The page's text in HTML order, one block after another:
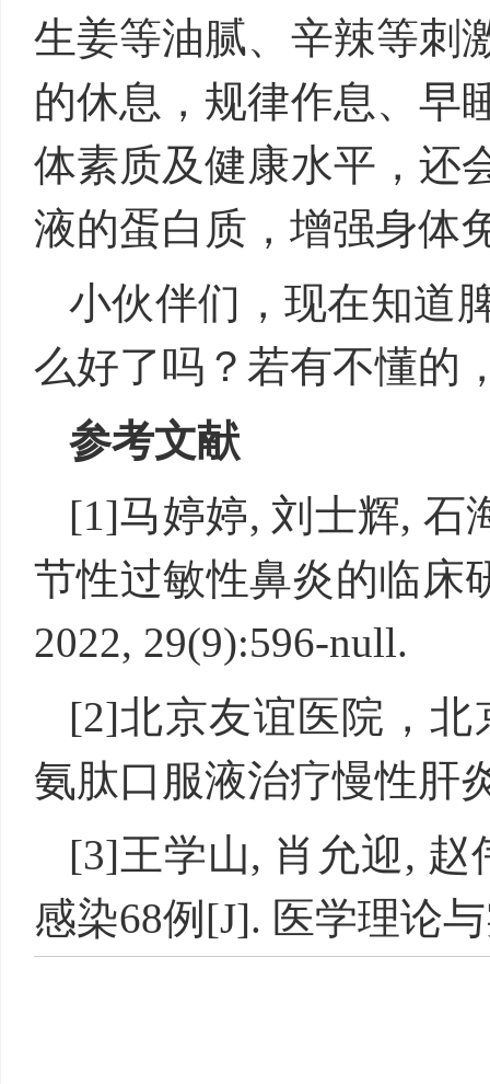
生姜等油腻、辛辣等刺
的休息，规律作息、早
体素质及健康水平，还
液的蛋白质，增强身体
小伙伴们，现在知道
么好了吗？若有不懂的
参考文献
[1]马婷婷, 刘士辉, 石
节性过敏性鼻炎的临床
2022, 29(9):596-null.
[2]北京友谊医院，
氨肽口服液治疗慢性肝
[3]王学山, 肖允迎,
感染68例[J]. 医学理论